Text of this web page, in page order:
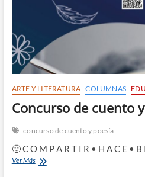
ARTE Y LITERATURA COLUMNAS
Concurso de cuento
concurso de cuento y poesía
🙂 C O M P A R T I R • H A C E • B
Ver MásConcurso